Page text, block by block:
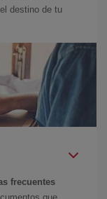
destino de tu
frecuentes